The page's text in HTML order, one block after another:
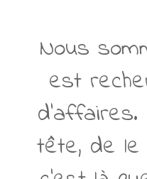
Nous
est
tête, de